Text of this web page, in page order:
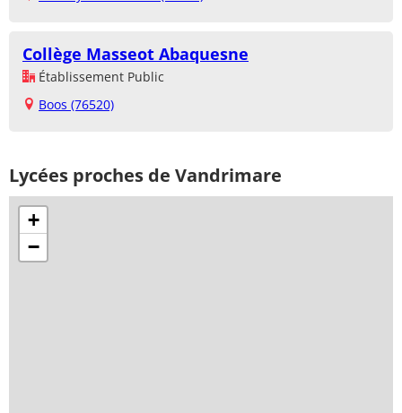
Collège Masseot Abaquesne
Établissement Public
Boos (76520)
Lycées proches de Vandrimare
+
−